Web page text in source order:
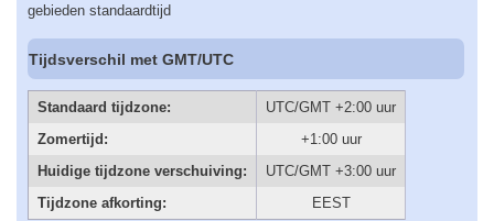
gebieden standaardtijd
Tijdsverschil met GMT/UTC
Standaard tijdzone:
UTC/GMT +2:00 uur
Zomertijd:
+1:00 uur
Huidige tijdzone verschuiving:
UTC/GMT +3:00 uur
Tijdzone afkorting:
EEST